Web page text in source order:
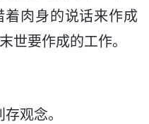
肉身的说话来作成
世要作成的工作。
观念。